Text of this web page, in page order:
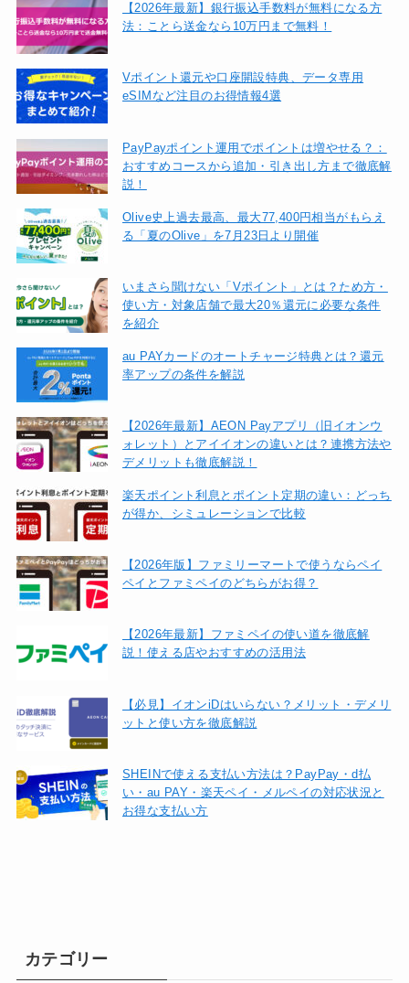
【2026年最新】銀行振込手数料が無料になる方
法：ことら送金なら10万円まで無料！
Vポイント還元や口座開設特典、データ専用
eSIMなど注目のお得情報4選
PayPayポイント運用でポイントは増やせる？：
おすすめコースから追加・引き出し方まで徹底解
説！
Olive史上過去最高、最大77,400円相当がもらえ
る「夏のOlive」を7月23日より開催
いまさら聞けない「Vポイント」とは？ため方・
使い方・対象店舗で最大20％還元に必要な条件
を紹介
au PAYカードのオートチャージ特典とは？還元
率アップの条件を解説
【2026年最新】AEON Payアプリ（旧イオンウ
ォレット）とアイイオンの違いとは？連携方法や
デメリットも徹底解説！
楽天ポイント利息とポイント定期の違い：どっち
が得か、シミュレーションで比較
【2026年版】ファミリーマートで使うならペイ
ペイとファミペイのどちらがお得？
【2026年最新】ファミペイの使い道を徹底解
説！使える店やおすすめの活用法
【必見】イオンiDはいらない？メリット・デメリ
ットと使い方を徹底解説
SHEINで使える支払い方法は？PayPay・d払
い・au PAY・楽天ペイ・メルペイの対応状況と
お得な支払い方
カテゴリー